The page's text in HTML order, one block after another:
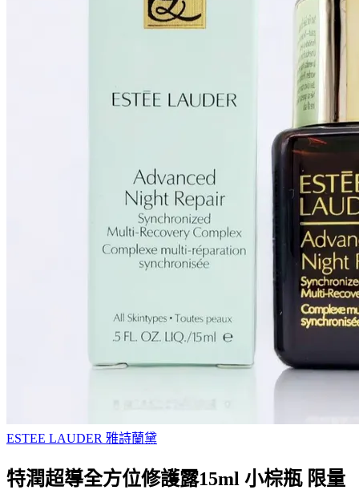
ESTEE LAUDER 雅詩蘭黛
特潤超導全方位修護露15ml 小棕瓶 限量